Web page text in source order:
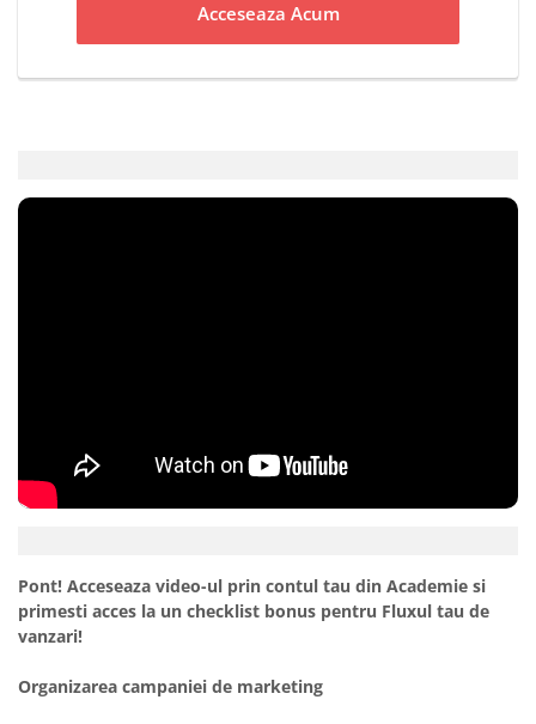
Acceseaza Acum
Pont! Acceseaza video-ul prin contul tau din Academie si
primesti acces la un checklist bonus pentru Fluxul tau de
vanzari!
Organizarea campaniei de marketing